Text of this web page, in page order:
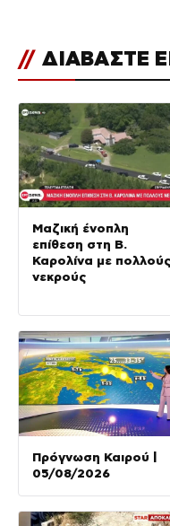
// ΔΙΑΒΑΣΤΕ
Μαζική ένοπλη
επίθεση στη Β.
Καρολίνα με πολλούς
νεκρούς
Πρόγνωση Καιρού |
05/08/2026